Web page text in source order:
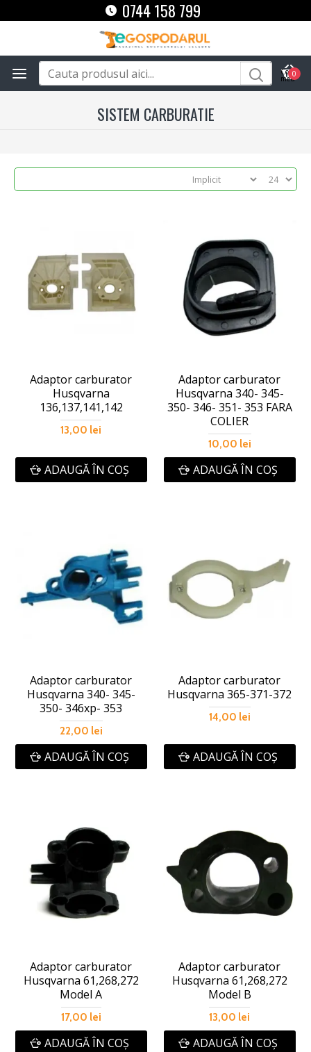
0744 158 799
0
SISTEM CARBURATIE
Adaptor carburator
Husqvarna
136,137,141,142
13,00 lei
ADAUGĂ ÎN COŞ
Adaptor carburator
Husqvarna 340- 345-
350- 346- 351- 353 FARA
COLIER
10,00 lei
ADAUGĂ ÎN COŞ
Adaptor carburator
Husqvarna 340- 345-
350- 346xp- 353
22,00 lei
ADAUGĂ ÎN COŞ
Adaptor carburator
Husqvarna 365-371-372
14,00 lei
ADAUGĂ ÎN COŞ
Adaptor carburator
Husqvarna 61,268,272
Model A
17,00 lei
ADAUGĂ ÎN COŞ
Adaptor carburator
Husqvarna 61,268,272
Model B
13,00 lei
ADAUGĂ ÎN COŞ